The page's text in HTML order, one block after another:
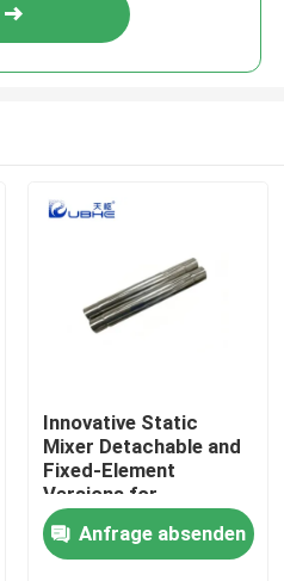
Innovative Static
Mixer Detachable and
Fixed-Element
Versions for
Customizable Surface
Treatment
Anfrage absenden